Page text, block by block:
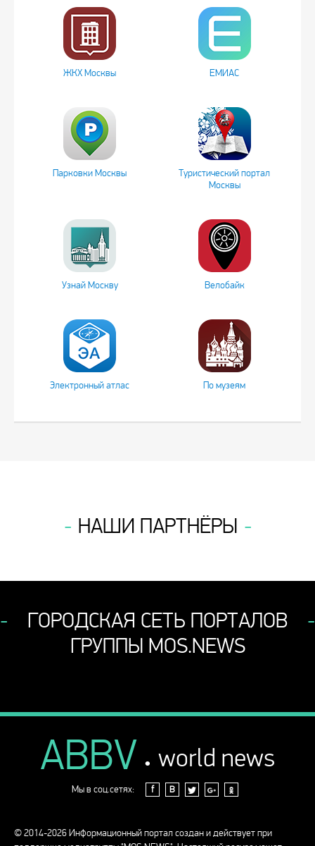
ЖКХ Москвы ЕМИАС
Парковки Москвы
Туристический портал
Москвы
Узнай Москву Велобайк
Электронный атлас По музеям
НАШИ ПАРТНЁРЫ
ГОРОДСКАЯ СЕТЬ ПОРТАЛОВ
ГРУППЫ MOS.NEWS
ABBV . world news
Мы в соц.сетях: f В
© 2014-2026 Информационный портал создан и действует при